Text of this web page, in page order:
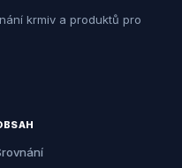
krmiv a produktů pro